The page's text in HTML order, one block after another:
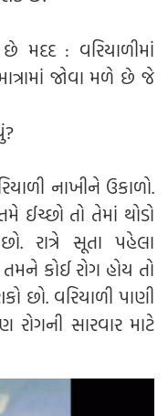
મદદ : વરિયાળીમાં
જોવા મળે છે જે
નાખીને ઉકાળો.
ઈચ્છો તો તેમાં થોડો
રાત્રે સૂતા પહેલા
કોઈ રોગ હોય તો
છો. વરિયાળી પાણી
સારવાર માટે